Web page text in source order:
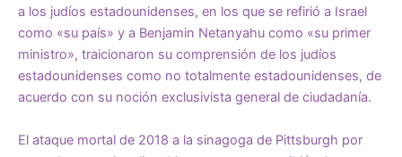
a los judíos estadounidenses, en los que se refirió a Israel
como «su país» y a Benjamin Netanyahu como «su primer
ministro», traicionaron su comprensión de los judíos
estadounidenses como no totalmente estadounidenses, de
acuerdo con su noción exclusivista general de ciudadanía.
El ataque mortal de 2018 a la sinagoga de Pittsburgh por